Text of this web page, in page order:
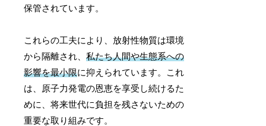
保管されています。
これらの工夫により、放射性物質は環境
から隔離され、私たち人間や生態系への
影響を最小限に抑えられています。これ
は、原子力発電の恩恵を享受し続けるた
めに、将来世代に負担を残さないための
重要な取り組みです。